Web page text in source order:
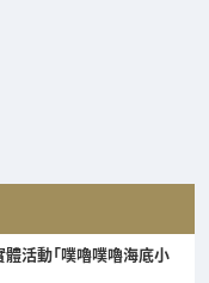
活動「噗嚕噗嚕海底小